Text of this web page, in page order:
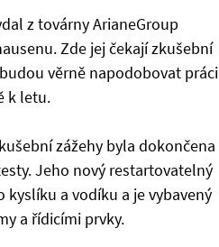
z továrny ArianeGroup
Zde jej čekají zkušební
věrně napodobovat práci
k letu.
zážehy byla dokončena
Jeho nový restartovatelný
a vodíku a je vybavený
a řídicími prvky.